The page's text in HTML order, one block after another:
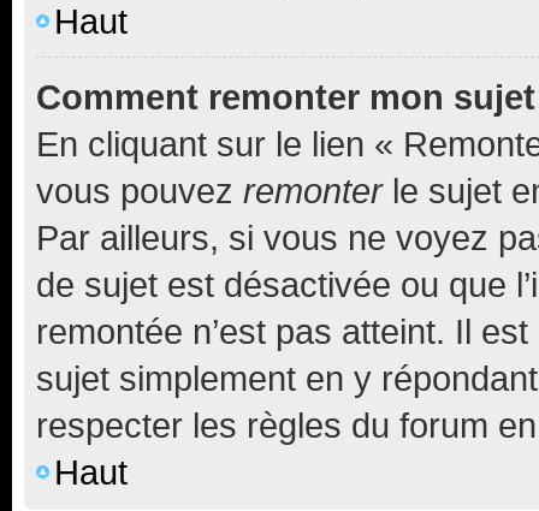
Haut
Comment remonter mon
En cliquant sur le lien «
vous pouvez remonterle sujet
Par ailleurs, si vous ne voyez
de sujet est désactivée ou que
remontée n’est pas atteint. Il
sujet simplement en y
respecter les règles du forum
Haut